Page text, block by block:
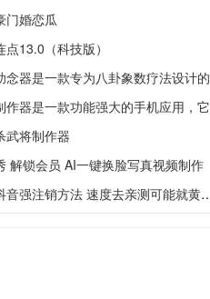
门婚恋瓜
点13.0（科技版）
器是一款专为八卦象数疗法设计的智能辅助工具
一款功能强大的手机应用，它允许用户自定义和编辑手机铃声。
武将制作器
解锁会员 AI一键换脸写真视频制作
强注销方法 速度去亲测可能就黄了！